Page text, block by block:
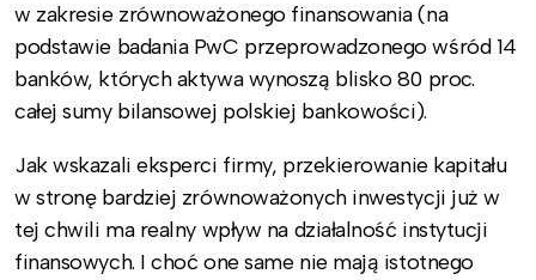
w zakresie zrównoważonego finansowania (na
podstawie badania PwC przeprowadzonego wśród 14
banków, których aktywa wynoszą blisko 80 proc.
całej sumy bilansowej polskiej bankowości).
Jak wskazali eksperci firmy, przekierowanie kapitału
w stronę bardziej zrównoważonych inwestycji już w
tej chwili ma realny wpływ na działalność instytucji
finansowych. I choć one same nie mają istotnego